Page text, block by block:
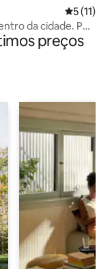
5 de uma
5 (11)
da cidade. PT
preços